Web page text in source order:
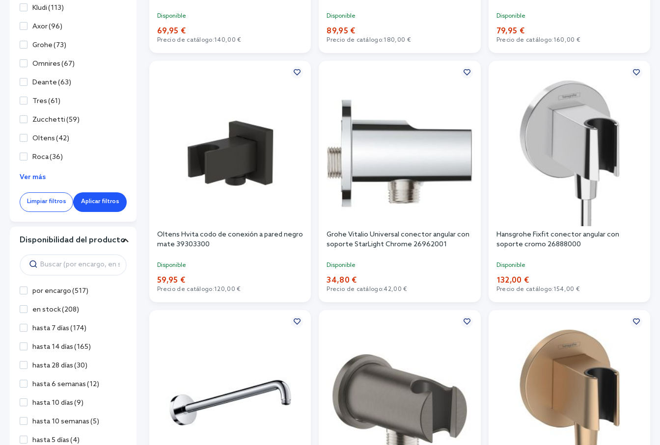
Disponible
69,95 €
Precio de catálogo:140,00 €
Disponible
89,95 €
Precio de catálogo:180,00 €
Disponible
79,95 €
Precio de catálogo: 160,00 €
Oltens Hvita codo de conexión a pared negro
mate 39303300
Disponible
59,95 €
Precio de catálogo:120,00 €
Grohe Vitalio Universal conector angular con
soporte StarLight Chrome 26962001
Disponible
34,80 €
Precio de catálogo:42,00 €
Hansgrohe Fixfit conector angular con
soporte cromo 26888000
Disponible
132,00 €
Precio de catálogo: 154,00 €
Kludi(113)
Axor(96)
Grohe(73)
Omnires(67)
Deante(63)
Tres(61)
Zucchetti(59)
Oltens(42)
Roca(36)
Ver más
Limpiar filtros Aplicar filtros
Disponibilidad del producto
por encargo(517)
en stock(208)
hasta 7 días(174)
hasta 14 días(165)
hasta 28 días(30)
hasta 6 semanas(12)
hasta 10 días(9)
hasta 10 semanas(5)
hasta 5 días(4)